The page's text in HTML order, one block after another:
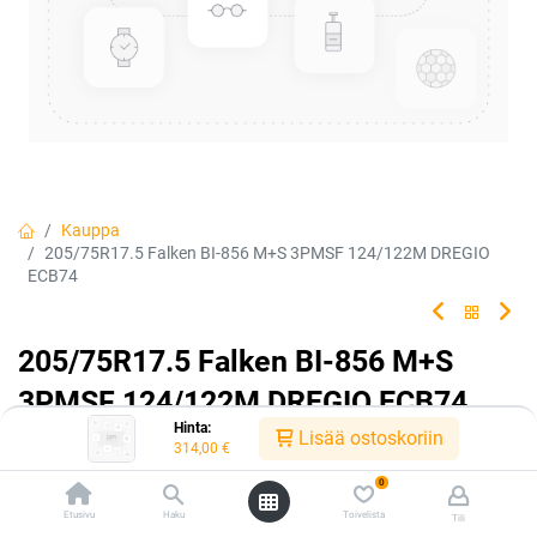
Hinta:
314,00 € Lisää ostoskoriin
Etusivu Haku
0
Toivelista Tili
Kauppa
205/75R17.5 Falken BI-856 M+S 3PMSF 124/122M DREGIO
ECB74
205/75R17.5 Falken BI-856 M+S
3PMSF 124/122M DREGIO ECB74
5705052537706 Tuotekoodi: 306467
Tällä tuotteella ei ole kelvollista yhdistelmää.